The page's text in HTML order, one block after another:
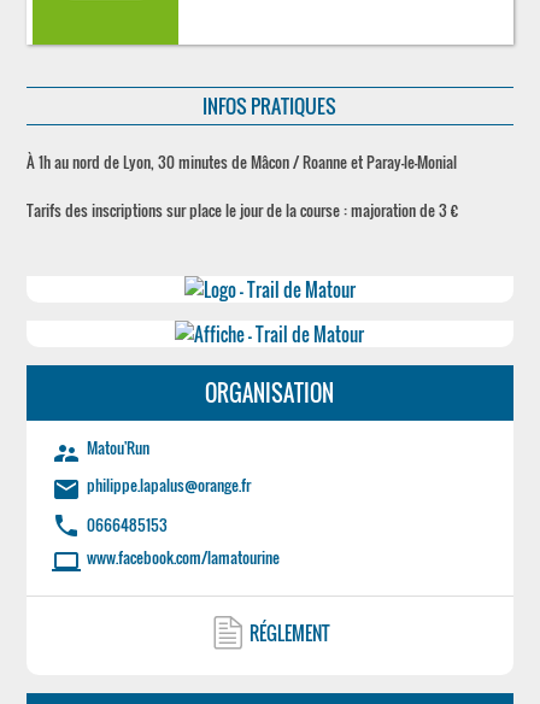
INFOS PRATIQUES
À 1h au nord de Lyon, 30 minutes de Mâcon / Roanne et Paray-le-Monial
Tarifs des inscriptions sur place le jour de la course : majoration de 3 €
ORGANISATION
supervisor_account Matou'Run
email philippe.lapalus@orange.fr
phone 0666485153
laptop www.facebook.com/lamatourine
RÉGLEMENT